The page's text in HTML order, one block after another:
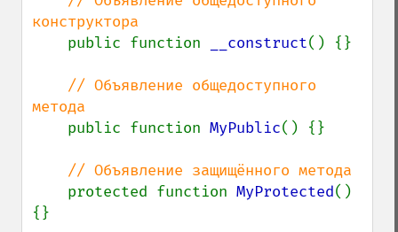
конструктора
public function
__construct() {}
// Объявление общедоступного
метода
public function MyPublic() {}
// Объявление защищённого метода
protected function MyProtected()
{}